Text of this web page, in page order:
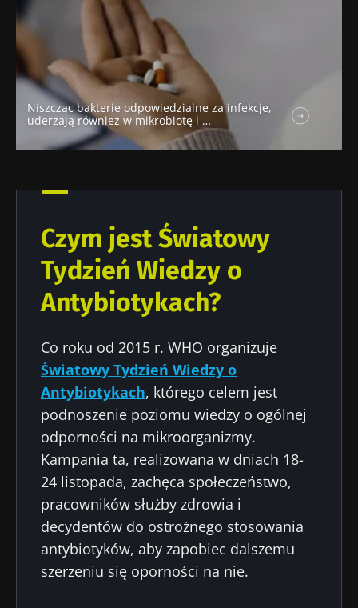
Niszcząc bakterie odpowiedzialne za infekcje,
uderzają również w mikrobiotę i …
Czym jest Światowy
Tydzień Wiedzy o
Antybiotykach?
Co roku od 2015 r. WHO organizuje
Światowy Tydzień Wiedzy o
Antybiotykach, którego celem jest
podnoszenie poziomu wiedzy o ogólnej
odporności na mikroorganizmy.
Kampania ta, realizowana w dniach 18-
24 listopada, zachęca społeczeństwo,
pracowników służby zdrowia i
decydentów do ostrożnego stosowania
antybiotyków, aby zapobiec dalszemu
szerzeniu się oporności na nie.